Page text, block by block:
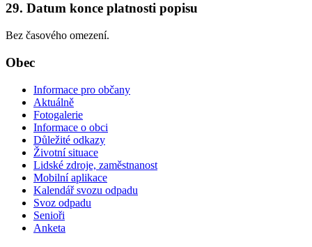
29. Datum konce platnosti popisu
Bez časového omezení.
Obec
Informace pro občany
Aktuálně
Fotogalerie
Informace o obci
Důležité odkazy
Životní situace
Lidské zdroje, zaměstnanost
Mobilní aplikace
Kalendář svozu odpadu
Svoz odpadu
Senioři
Anketa